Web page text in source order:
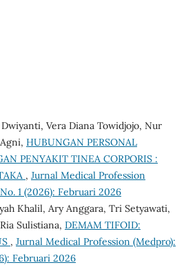
Vera Diana Towidjojo, Nur
HUBUNGAN PERSONAL
PENYAKIT TINEA CORPORIS :
, Jurnal Medical Profession
1 (2026): Februari 2026
Khalil, Ary Anggara, Tri Setyawati,
Sulistiana, DEMAM TIFOID:
, Jurnal Medical Profession (Medpro):
Februari 2026